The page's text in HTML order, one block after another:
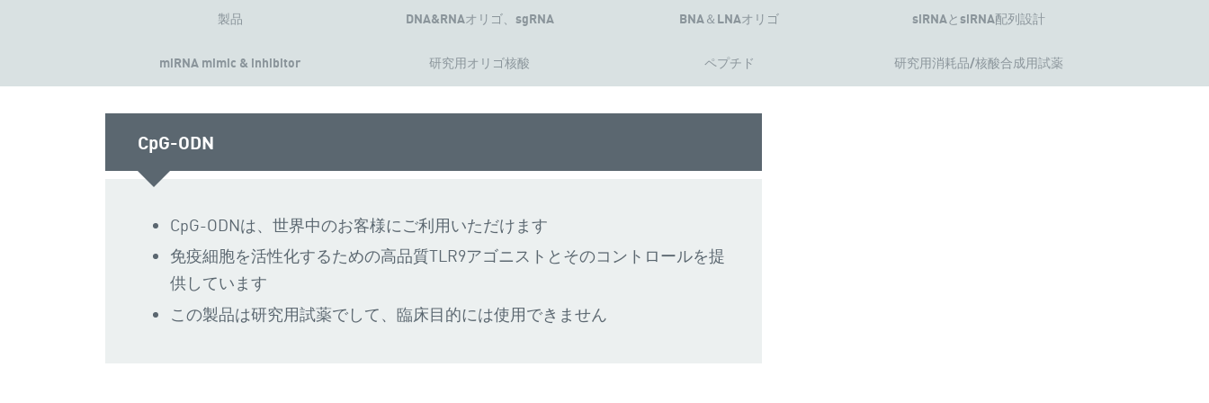
製品 DNA&RNAオリゴ、sgRNA BNA＆LNAオリゴ siRNAとsiRNA配列設計
miRNA mimic & inhibitor 研究用オリゴ核酸 ペプチド 研究用消耗品/核酸合成用試薬
CpG-ODN
CpG-ODNは、世界中のお客様にご利用いただけます
免疫細胞を活性化するための高品質TLR9アゴニストとそのコントロールを提
供しています
この製品は研究用試薬でして、臨床目的には使用できません